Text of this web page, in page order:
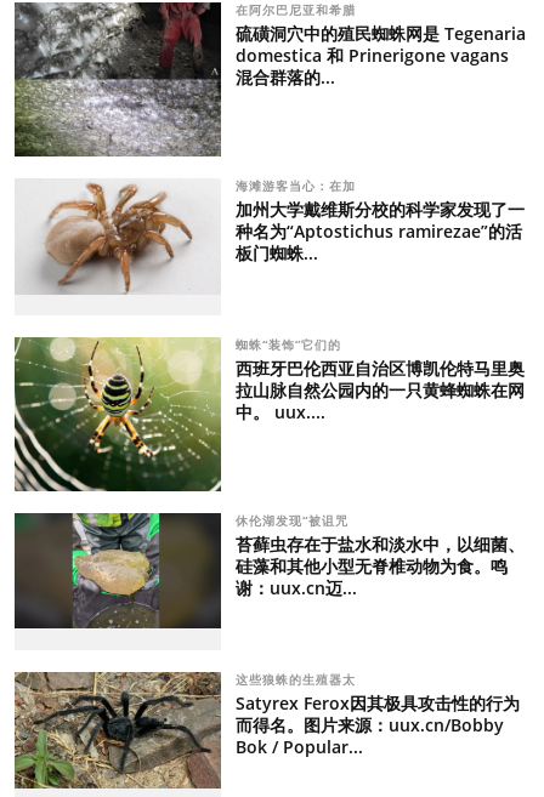
在阿尔巴尼亚和希腊
硫磺洞穴中的殖民蜘蛛网是 Tegenaria
domestica 和 Prinerigone vagans
混合群落的...
海滩游客当心：在加
加州大学戴维斯分校的科学家发现了一
种名为“Aptostichus ramirezae”的活
板门蜘蛛...
蜘蛛“装饰”它们的
西班牙巴伦西亚自治区博凯伦特马里奥
拉山脉自然公园内的一只黄蜂蜘蛛在网
中。 uux....
休伦湖发现“被诅咒
苔藓虫存在于盐水和淡水中，以细菌、
硅藻和其他小型无脊椎动物为食。鸣
谢：uux.cn迈...
这些狼蛛的生殖器太
Satyrex Ferox因其极具攻击性的行为
而得名。图片来源：uux.cn/Bobby
Bok / Popular...